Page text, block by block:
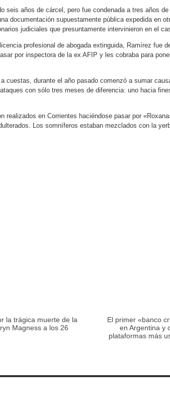
seis años de cárcel, pero fue condenada a tres años
documentación supuestamente pública expedida en
judiciales que presuntamente intervinieron en el
profesional de abogada extinguida, Ramírez fue
por inspectora de la ex AFIP y les cobraba para
cuestas, durante el año pasado comenzó a sumar
con sólo tres meses de diferencia: uno hacia
realizados en Corrientes haciéndose pasar por
Los somníferos estaban mezclados con la
la trágica muerte de la
Magness a los 26
El primer «banco
en Argentina y
plataformas más